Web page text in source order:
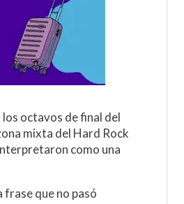
octavos de final del
mixta del Hard Rock
como una
que no pasó